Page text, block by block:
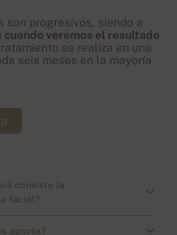
son progresivos, siendo a
cuando veremos el resultado
se realiza en una
seis meses en la mayoría
consiste la
facial?
aporta?